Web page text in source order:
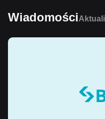
Wiadomości